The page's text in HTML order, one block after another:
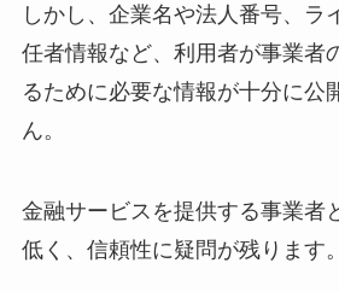
しかし、企業名や法人番号、ラ
任者情報など、利用者が事業者
るために必要な情報が十分に公
ん。
金融サービスを提供する事業者
低く、信頼性に疑問が残ります。